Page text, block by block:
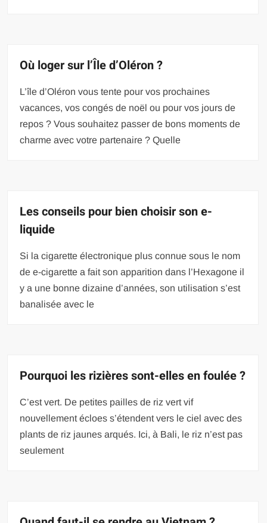
Où loger sur l’Île d’Oléron ?
L’île d’Oléron vous tente pour vos prochaines
vacances, vos congés de noël ou pour vos jours de
repos ? Vous souhaitez passer de bons moments de
charme avec votre partenaire ? Quelle
Les conseils pour bien choisir son e-
liquide
Si la cigarette électronique plus connue sous le nom
de e-cigarette a fait son apparition dans l’Hexagone il
y a une bonne dizaine d’années, son utilisation s’est
banalisée avec le
Pourquoi les rizières sont-elles en foulée ?
C’est vert. De petites pailles de riz vert vif
nouvellement écloes s’étendent vers le ciel avec des
plants de riz jaunes arqués. Ici, à Bali, le riz n’est pas
seulement